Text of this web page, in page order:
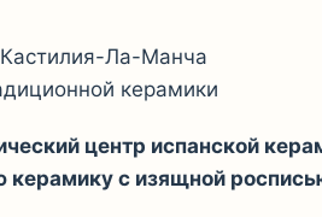
Ла-Манча
керамики
центр испанской
керамику с изящной